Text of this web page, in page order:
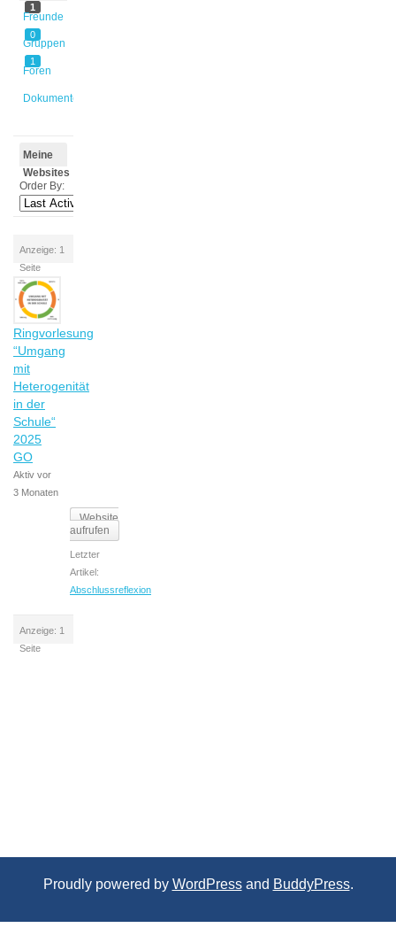
1
Freunde
0
Gruppen
1
Foren
Dokumente
Meine
Websites
Order By:
Anzeige: 1
Seite
Ringvorlesung
“Umgang
mit
Heterogenität
in der
Schule“
2025
GO
Aktiv vor
3 Monaten
Website
aufrufen
Letzter
Artikel:
Abschlussreflexion
Anzeige: 1
Seite
Proudly powered by WordPressand BuddyPress.